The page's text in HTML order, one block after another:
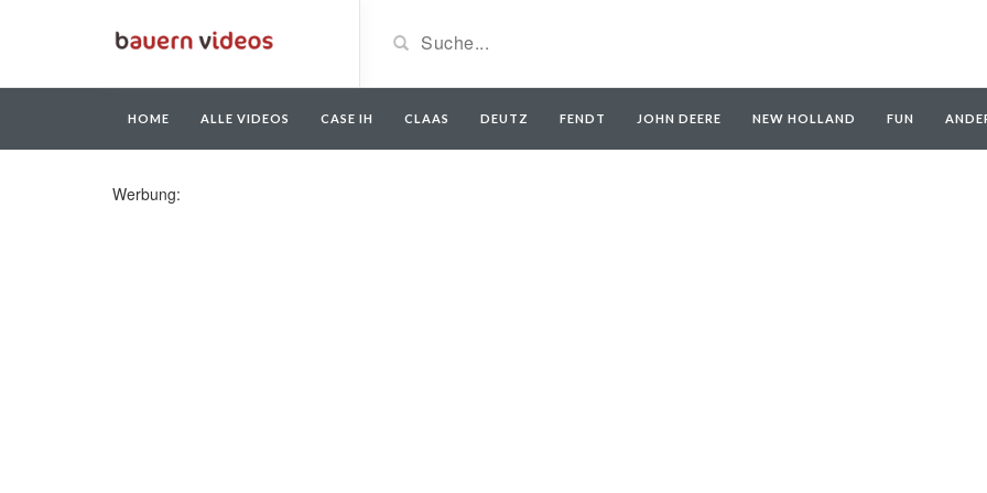
HOME ALLE VIDEOS CASE IH CLAAS DEUTZ FENDT JOHN DEERE NEW HOLLAND FUN
Werbung: